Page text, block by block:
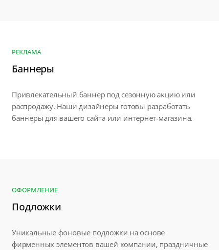
РЕКЛАМА
Баннеры
Привлекательный баннер под сезонную акцию или
распродажу. Наши дизайнеры готовы разработать
баннеры для вашего сайта или интернет-магазина.
ОФОРМЛЕНИЕ
Подложки
Уникальные фоновые подложки на основе
фирменных элементов вашей компании, праздничные